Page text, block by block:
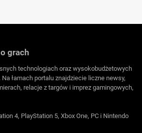
grach
technologiach oraz wysokobudżetowych
łamach portalu znajdziecie liczne newsy,
relacje z targów i imprez gamingowych,
4, PlayStation 5, Xbox One, PC i Nintendo